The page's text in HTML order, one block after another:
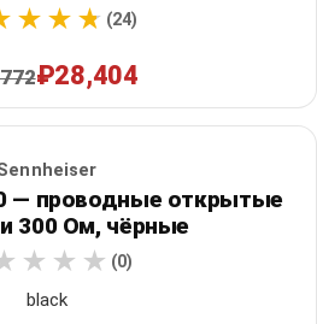
(24)
₽28,404
— проводные открытые
300 Ом, чёрные
(0)
black